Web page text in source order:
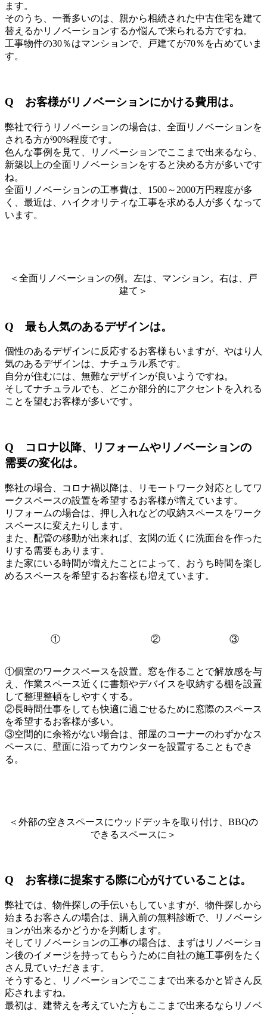
ます。
そのうち、一番多いのは、親から相続された中古住宅を建て
替えるかリノベーションするか悩んで来られる方ですね。
工事物件の30％はマンションで、戸建てが70％を占めていま
す。
Q お客様がリノベーションにかける費用は。
弊社で行うリノベーションの場合は、全面リノベーションを
される方が90%程度です。
色んな事例を見て、リノベーションでここまで出来るなら、
新築以上の全面リノベーションをすると決める方が多いです
ね。
全面リノベーションの工事費は、1500～2000万円程度が多
く、最近は、ハイクオリティな工事を求める人が多くなって
います。
＜全面リノベーションの例。左は、マンション。右は、戸
建て＞
Q 最も人気のあるデザインは。
個性のあるデザインに反応するお客様もいますが、やはり人
気のあるデザインは、ナチュラル系です。
自分が住むには、無難なデザインが良いようですね。
そしてナチュラルでも、どこか部分的にアクセントを入れる
ことを望むお客様が多いです。
Q コロナ以降、リフォームやリノベーションの
需要の変化は。
弊社の場合、コロナ禍以降は、リモートワーク対応としてワ
ークスペースの設置を希望するお客様が増えています。
リフォームの場合は、押し入れなどの収納スペースをワーク
スペースに変えたりします。
また、配管の移動が出来れば、玄関の近くに洗面台を作った
りする需要もあります。
また家にいる時間が増えたことによって、おうち時間を楽し
めるスペースを希望するお客様も増えています。
① ② ③
①個室のワークスペースを設置。窓を作ることで解放感を与
え、作業スペース近くに書類やデバイスを収納する棚を設置
して整理整頓をしやすくする。
②長時間仕事をしても快適に過ごせるために窓際のスペース
を希望するお客様が多い。
③空間的に余裕がない場合は、部屋のコーナーのわずかなス
ペースに、壁面に沿ってカウンターを設置することもでき
る。
＜外部の空きスペースにウッドデッキを取り付け、BBQの
できるスペースに＞
Q お客様に提案する際に心がけていることは。
弊社では、物件探しの手伝いもしていますが、物件探しから
始まるお客さんの場合は、購入前の無料診断で、リノベーシ
ョンが出来るかどうかを判断します。
そしてリノベーションの工事の場合は、まずはリノベーショ
ン後のイメージを持ってもらうために自社の施工事例をたく
さん見ていただきます。
そうすると、リノベーションでここまで出来るかと皆さん反
応されますね。
最初は、建替えを考えていた方もここまで出来るならリノベ